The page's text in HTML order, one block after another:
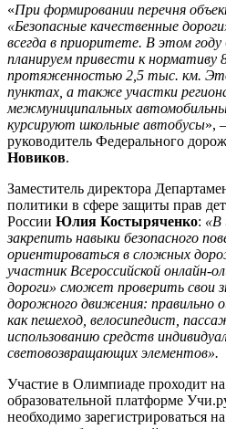
«При формировании перечня
«Безопасные качественные
всегда в приоритете. В этом
планируем привести к нормативу
протяженностью 2,5 тыс. км.
пунктах, а также участки
межмуниципальных
курсируют школьные автобусы»,
руководитель Федерального
Новиков.
Заместитель директора
политики в сфере защиты прав
России Юлия Костыряченко: «В
закрепить навыки безопасного
ориентироваться в сложных
участник Всероссийской онлайн-
дороги» сможет проверить свои
дорожного движения: правильно
как пешеход, велосипедист,
использованию средств
световозвращающих элементов».
Участие в Олимпиаде проходит на
образовательной платформе
необходимо зарегистрироваться